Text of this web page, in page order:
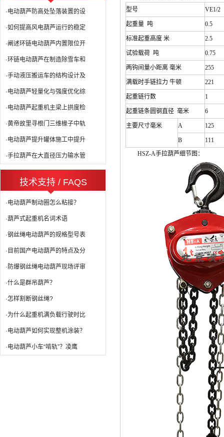
·电动葫芦防高处坠落装置的设
·如何提高风电葫芦运行的稳定
·阐述环链电动葫芦内置限位开
·环链电动葫芦在制造除雪车和
·手动液压搬运车的结构设计及
·电动葫芦轻量化与强度优化综
·电动葫芦起重机主梁上拱度检
·黄帝故里寻根门三维椽子中轨
·电动葫芦提升罐体施工中提升
·手拉葫芦在大直径压力输水管
技术支持 / FAQS
·电动葫芦制动圈怎么粘接？
·葫芦式起重机名词术语
·钢丝绳电动葫芦的规格型号表
·目前国产电动葫芦的特点及分
·防爆钢丝绳电动葫芦现场评审
·什么是群吊葫芦？
·怎样割断钢丝绳?
·为什么起重机满负载行驶时比
·电动葫芦如何实现整机涂装？
·电动葫芦小车“啃轨”？凌鹰
型号
VE1/2
起重量 吨 0.5
标准起重高度 米 2.5
试验载荷 吨 0.75
两钩间量小距离 毫米 255
满载时手链拉力 牛顿 221
起重链行数 1
起重链条圆钢直径 毫米 6
主要尺寸毫米 A 125
B
111
HSZ-A手拉葫芦细节图 ：